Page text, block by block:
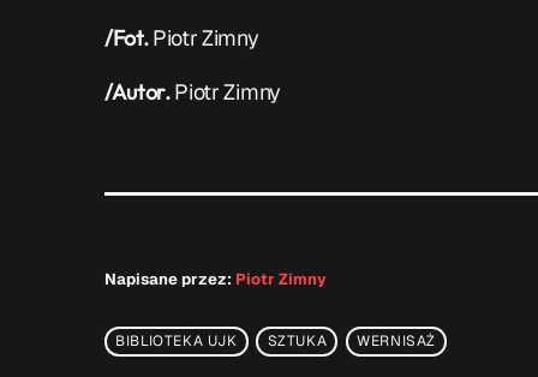
/Fot.Piotr Zimny
/Autor.Piotr Zimny
Napisane przez: Piotr Zimny
BIBLIOTEKA UJK SZTUKA WERNISAŻ